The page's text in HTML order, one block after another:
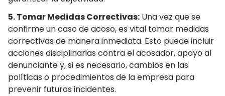
5. Tomar Medidas Correctivas: Una vez que se
confirme un caso de acoso, es vital tomar medidas
correctivas de manera inmediata. Esto puede incluir
acciones disciplinarias contra el acosador, apoyo al
denunciante y, si es necesario, cambios en las
políticas o procedimientos de la empresa para
prevenir futuros incidentes.